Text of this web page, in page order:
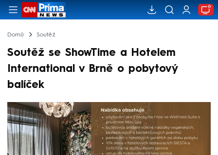
Domů Soutěž
Soutěž se ShowTime a Hotelem
International v Brně o pobytový
balíček